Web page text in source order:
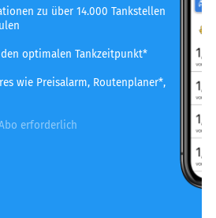
zu über 14.000 Tankstellen
optimalen Tankzeitpunkt*
wie Preisalarm, Routenplaner*,
erforderlich